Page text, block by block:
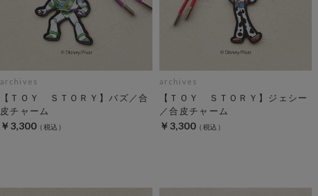
archives
【ＴＯＹ ＳＴＯＲＹ】バズ／合
皮チャーム
￥3,300
archives
【ＴＯＹ ＳＴＯＲＹ】ジェシー
／合皮チャーム
￥3,300